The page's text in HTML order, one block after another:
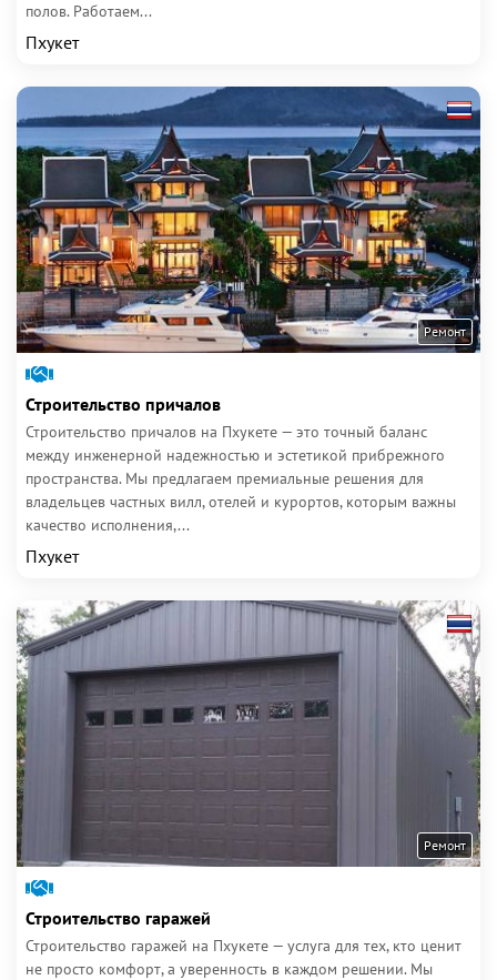
полов. Работаем...
Пхукет
Ремонт
Строительство причалов
Строительство причалов на Пхукете — это точный баланс
между инженерной надежностью и эстетикой прибрежного
пространства. Мы предлагаем премиальные решения для
владельцев частных вилл, отелей и курортов, которым важны
качество исполнения,...
Пхукет
Ремонт
Строительство гаражей
Строительство гаражей на Пхукете — услуга для тех, кто ценит
не просто комфорт, а уверенность в каждом решении. Мы